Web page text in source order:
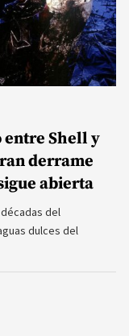
entre Shell y
derrame
abierta
del
dulces del